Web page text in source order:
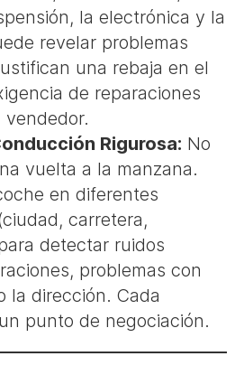
la electrónica y la
revelar problemas
una rebaja en el
de reparaciones
Rigurosa: No
vuelta a la manzana.
en diferentes
carretera,
detectar ruidos
problemas con
la dirección. Cada
punto de negociación.